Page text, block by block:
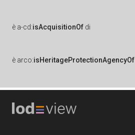
è a-cd:isAcquisitionOf di
è arco:isHeritageProtectionAgencyOf